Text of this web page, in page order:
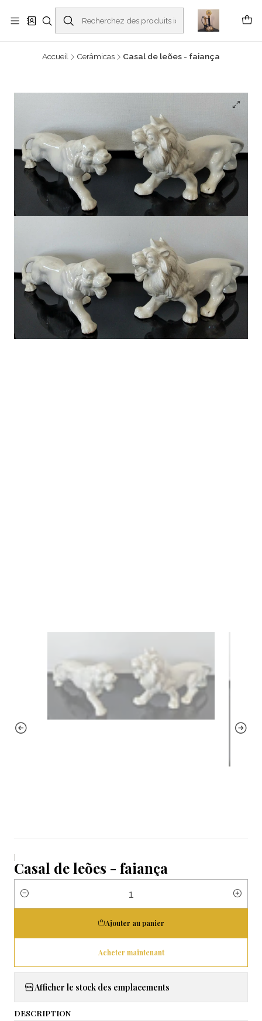
Buscantiguidades - Leilões. Colecionismo e antiguidades em Viana do
Castelo -
En savoir plus
Accueil Cerâmicas Casal de leões - faiança
|
Casal de leões - faiança
Quantité
Ajouter au panier
Acheter maintenant
Afficher le stock des emplacements
DESCRIPTION